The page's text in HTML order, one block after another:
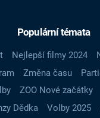
Populární témata
Nejlepší filmy 2024
Změna času
ZOO Nové začátky
Dědka
Volby 2025